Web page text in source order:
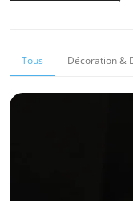
Tous Décoration &